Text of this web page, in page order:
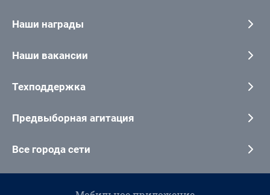
Наши награды
Наши вакансии
Техподдержка
Предвыборная агитация
Все города сети